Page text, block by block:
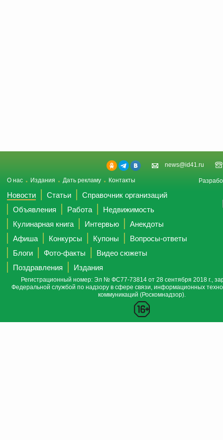
news@id41.ru
О нас Издания Дать рекламу Контакты
Новости Статьи
Справочник организаций
Объявления
Работа
Недвижимость
Кулинарная книга
Интервью
Анекдоты
Афиша
Конкурсы Купоны
Вопросы-ответы
Блоги
Фото-факты
Видео сюжеты
Поздравления
Издания
Регистрационный номер: Эл № ФС77-73814 от 28 сентября 2018 г.,
Федеральной службой по надзору в сфере связи, информационных
коммуникаций (Роскомнадзор).